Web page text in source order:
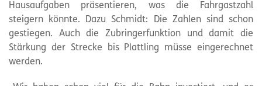
Hausaufgaben präsentieren, was die Fahrgastzahl
steigern könnte. Dazu Schmidt: Die Zahlen sind schon
gestiegen. Auch die Zubringerfunktion und damit die
Stärkung der Strecke bis Plattling müsse eingerechnet
werden.